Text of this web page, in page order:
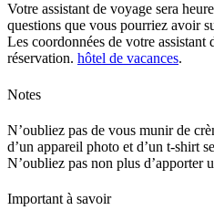
Votre assistant de voyage sera
questions que vous pourriez avoir
Les coordonnées de votre
réservation. hôtel de vacances.
Notes
N’oubliez pas de vous munir de
d’un appareil photo et d’un t-shirt
N’oubliez pas non plus d’apporter
Important à savoir